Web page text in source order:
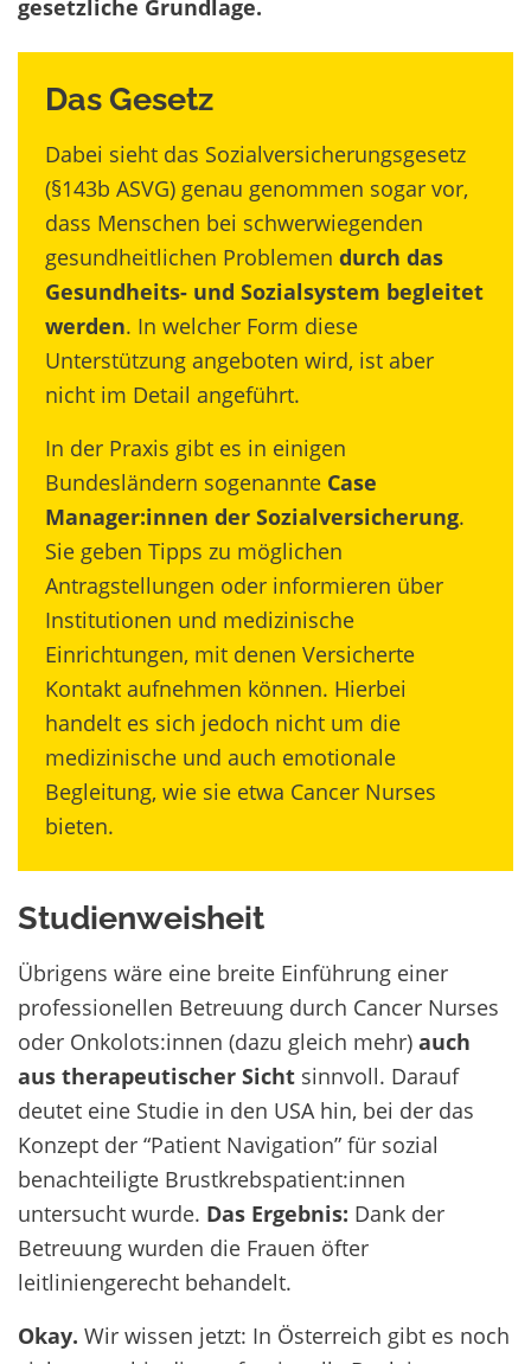
gesetzliche Grundlage.
Das Gesetz
Dabei sieht das Sozialversicherungsgesetz
(§143b ASVG) genau genommen sogar vor,
dass Menschen bei schwerwiegenden
gesundheitlichen Problemen durch das
Gesundheits- und Sozialsystem begleitet
werden. In welcher Form diese
Unterstützung angeboten wird, ist aber
nicht im Detail angeführt.
In der Praxis gibt es in einigen
Bundesländern sogenannte Case
Manager:innen der Sozialversicherung.
Sie geben Tipps zu möglichen
Antragstellungen oder informieren über
Institutionen und medizinische
Einrichtungen, mit denen Versicherte
Kontakt aufnehmen können. Hierbei
handelt es sich jedoch nicht um die
medizinische und auch emotionale
Begleitung, wie sie etwa Cancer Nurses
bieten.
Studienweisheit
Übrigens wäre eine breite Einführung einer
professionellen Betreuung durch Cancer Nurses
oder Onkolots:innen (dazu gleich mehr) auch
aus therapeutischer Sicht sinnvoll. Darauf
deutet eine Studie in den USA hin, bei der das
Konzept der “Patient Navigation” für sozial
benachteiligte Brustkrebspatient:innen
untersucht wurde. Das Ergebnis: Dank der
Betreuung wurden die Frauen öfter
leitliniengerecht behandelt.
Okay. Wir wissen jetzt: In Österreich gibt es noch